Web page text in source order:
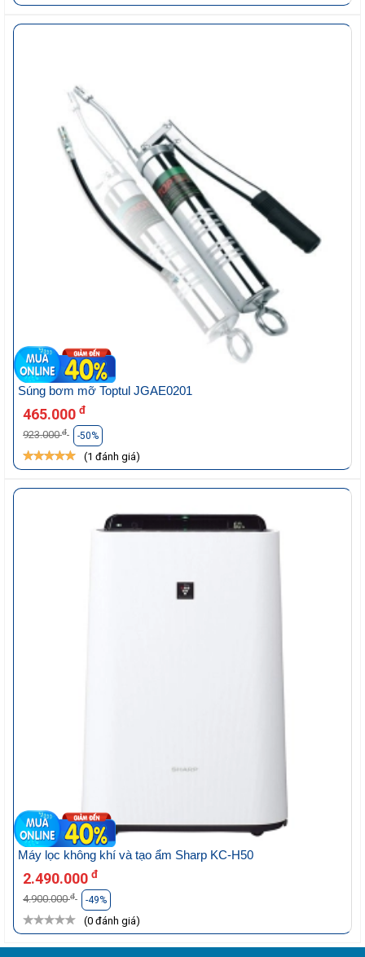
Súng bơm mỡ Toptul JGAE0201
465.000 đ
923.000đ -50%
(1 đánh giá)
Máy lọc không khí và tạo ẩm Sharp KC-H50
2.490.000 đ
4.900.000đ -49%
(0 đánh giá)